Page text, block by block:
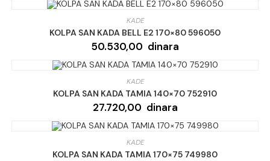
KADE
KOLPA SAN KADA BELL E2 170×80 596050
50.530,00 dinara
KADE
KOLPA SAN KADA TAMIA 140×70 752910
27.720,00 dinara
KADE
KOLPA SAN KADA TAMIA 170×75 749980